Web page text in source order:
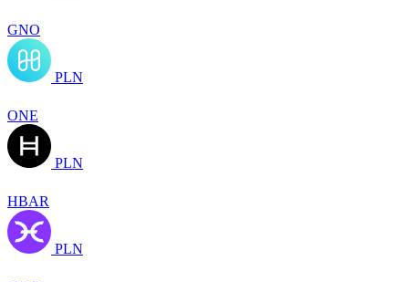
GNO
PLN
ONE
PLN
HBAR
PLN